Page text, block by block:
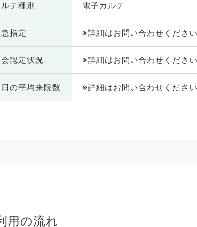
ルテ種別 電子カルテ
指定 ※詳細はお問い合わせください
認定状況 ※詳細はお問い合わせください
の平均来院数 ※詳細はお問い合わせください
用の流れ